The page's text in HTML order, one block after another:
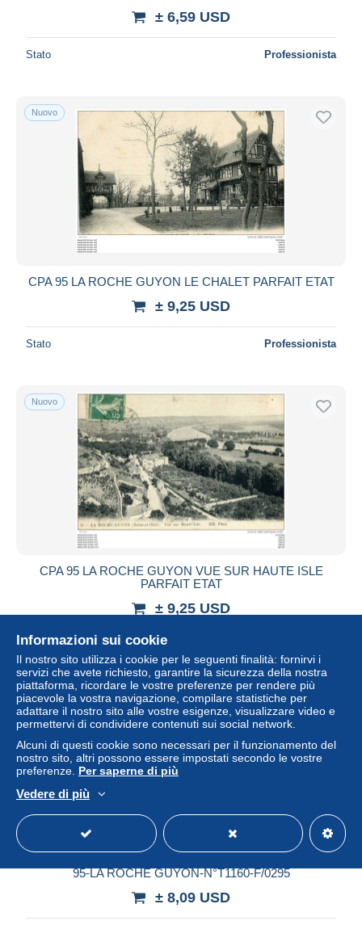
± 6,59 USD
Stato Professionista
Nuovo
CPA 95 LA ROCHE GUYON LE CHALET PARFAIT ETAT
± 9,25 USD
Stato Professionista
Nuovo
CPA 95 LA ROCHE GUYON VUE SUR HAUTE ISLE
PARFAIT ETAT
± 9,25 USD
Stato
Nuovo
95-LA ROCHE GUYON-N°T1160-F/0295
± 8,09 USD
Informazioni sui cookie
Il nostro sito utilizza i cookie per le seguenti finalità: fornirvi i
servizi che avete richiesto, garantire la sicurezza della nostra
piattaforma, ricordare le vostre preferenze per rendere più
piacevole la vostra navigazione, compilare statistiche per
adattare il nostro sito alle vostre esigenze, visualizzare video e
permettervi di condividere contenuti sui social network.
Alcuni di questi cookie sono necessari per il funzionamento del
nostro sito, altri possono essere impostati secondo le vostre
preferenze. Per saperne di più
Vedere di più